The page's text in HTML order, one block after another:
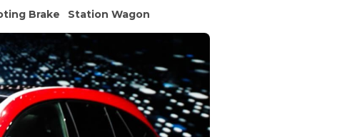
Brake Station Wagon